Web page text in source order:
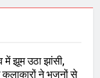
में झूम उठा झांसी,
कलाकारों ने भजनों से